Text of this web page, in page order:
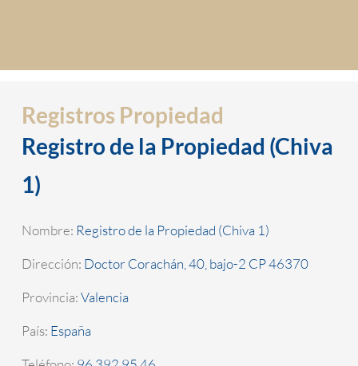
Registros Propiedad
Registro de la Propiedad (Chiva
1)
Nombre: Registro de la Propiedad (Chiva 1)
Dirección: Doctor Corachán, 40, bajo-2 CP 46370
Provincia:Valencia
País: España